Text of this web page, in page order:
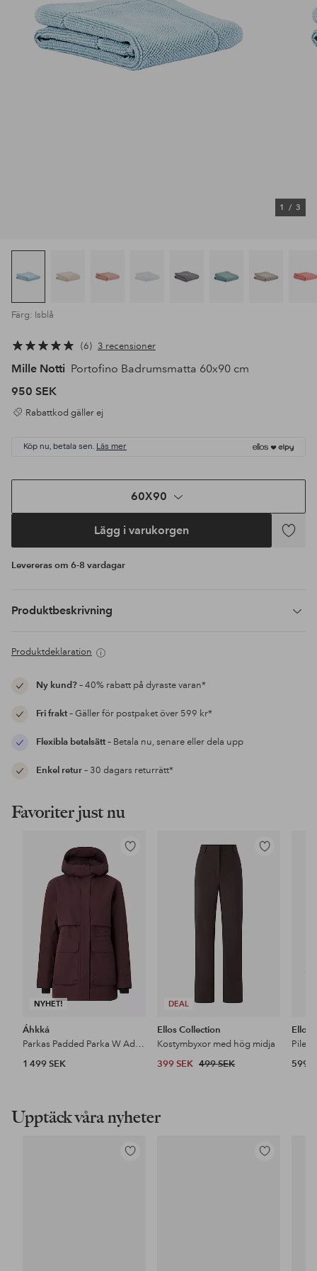
1 / 3
Färg: Isblå
6 3 recensioner
Mille Notti Portofino Badrumsmatta 60x90 cm
950 SEK
Rabattkod gäller ej
Köp nu, betala sen. Läs mer
60X90
Lägg i varukorgen
Lägg
Levereras om 6-8 vardagar
Produktbeskrivning
Produktdeklaration
Ny kund?– 40% rabatt på dyraste varan*
Fri frakt– Gäller för postpaket över 599 kr*
Flexibla betalsätt– Betala nu, senare eller dela upp
Enkel retur– 30 dagars returrätt*
Favoriter just nu
NYHET!
Lägg
i
favoriter
Áhkká
Parkas Padded Parka W Adjustable Waist
1 499 SEK
DEAL
Lägg
Ellos Collection
Kostymbyxor med hög midja
399 SEK 499 SEK
Ellos
599
Upptäck våra nyheter
Lägg
Lägg